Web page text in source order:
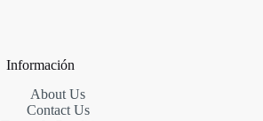
Información
About Us
Contact Us